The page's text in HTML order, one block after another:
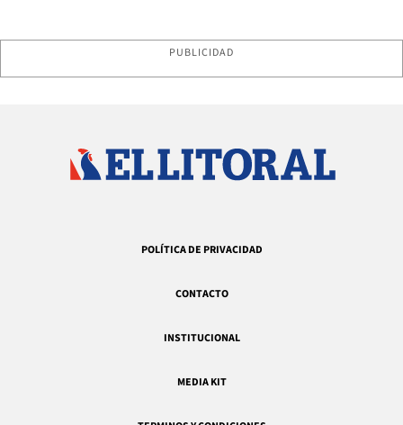
PUBLICIDAD
POLÍTICA DE PRIVACIDAD
CONTACTO
INSTITUCIONAL
MEDIA KIT